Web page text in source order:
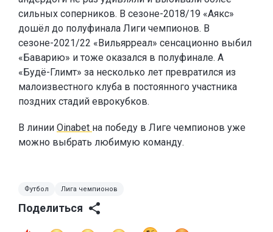
сильных соперников. В сезоне-2018/19 «Аякс»
дошёл до полуфинала Лиги чемпионов. В
сезоне-2021/22 «Вильярреал» сенсационно выбил
«Баварию» и тоже оказался в полуфинале. А
«Будё-Глимт» за несколько лет превратился из
малоизвестного клуба в постоянного участника
поздних стадий еврокубков.
В линии Oinabet на победу в Лиге чемпионов уже
можно выбрать любимую команду.
Футбол Лига чемпионов
Поделиться